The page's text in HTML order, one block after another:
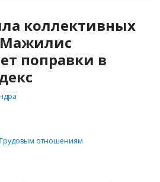
и цифровая подпись
охрана труда
РК
коллективных
поправки в
Трудовым отношениям